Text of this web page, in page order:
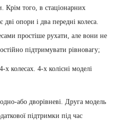
Крім того, в стаціонарних
опори і два передні колеса.
простіше рухати, але вони не
підтримувати рівновагу;
колесах. 4-х колісні моделі
або дворівневі. Друга модель
підтримки під час